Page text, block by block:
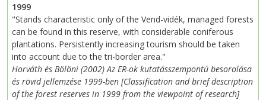
1999
"Stands characteristic only of the Vend-vidék, managed forests
can be found in this reserve, with considerable coniferous
plantations. Persistently increasing tourism should be taken
into account due to the tri-border area."
Horváth és Bölöni (2002) Az ER-ok kutatásszempontú besorolása
és rövid jellemzése 1999-ben [Classification and brief description
of the forest reserves in 1999 from the viewpoint of research]